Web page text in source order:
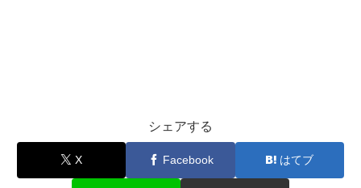
シェアする
X Facebook はてブ